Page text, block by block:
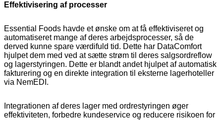
Effektivisering af processer
Essential Foods havde et ønske om at få effektiviseret og
automatiseret mange af deres arbejdsprocesser, så de
derved kunne spare værdifuld tid. Dette har DataComfort
hjulpet dem med ved at sætte strøm til deres salgsordreflow
og lagerstyringen. Dette er blandt andet hjulpet af automatisk
fakturering og en direkte integration til eksterne lagerhoteller
via NemEDI.
Integrationen af deres lager med ordrestyringen øger
effektiviteten, forbedre kundeservice og reducere risikoen for